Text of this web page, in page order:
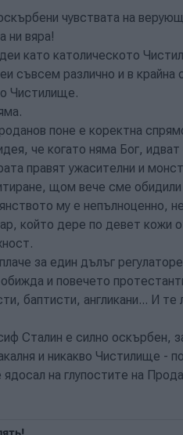
чувствата на
ни вяра!
като католическото
съвсем различно и в крайна
Чистилище.
поне е коректна
че когато няма Бог,
правят ужасителни и
щом вече сме
му е непълноценно,
който дере по девет кожи
за един дълъг
и повечето
баптисти, англикани... И те
Сталин е силно оскърбен,
и никакво Чистилище -
на глупостите на